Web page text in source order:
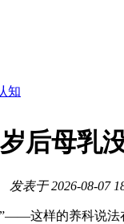
知
后母乳
发表于2026-08-07
”——这样的养科说法